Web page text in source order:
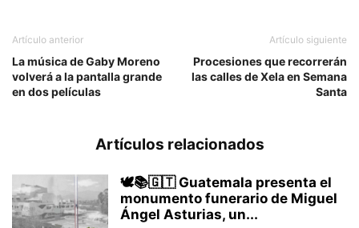
Artículo anterior
La música de Gaby Moreno
volverá a la pantalla grande
en dos películas
Artículo siguiente
Procesiones que recorrerán
las calles de Xela en Semana
Santa
Artículos relacionados
🕊️📚🇬🇹 Guatemala presenta el
monumento funerario de Miguel
Ángel Asturias, un...